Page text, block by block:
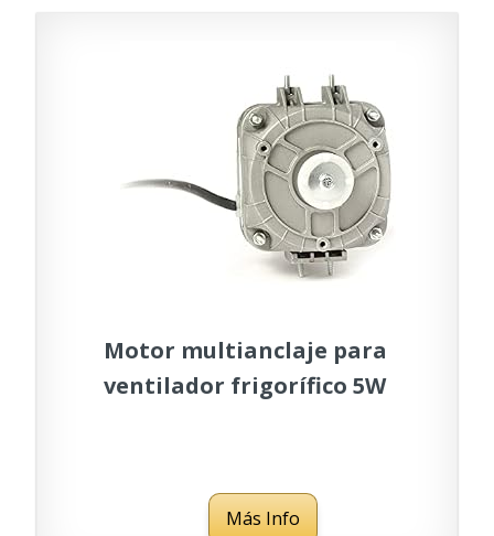
Motor multianclaje para
ventilador frigorífico 5W
Más Info